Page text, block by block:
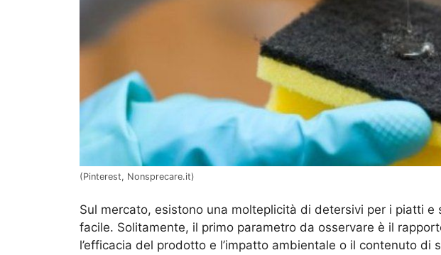
(Pinterest, Nonsprecare.it)
Sul mercato, esistono una molteplicità di detersivi per i piatti e
facile. Solitamente, il primo parametro da osservare è il
l’efficacia del prodotto e l’impatto ambientale o il contenuto di